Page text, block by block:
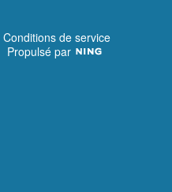
Conditions de service
Propulsé par